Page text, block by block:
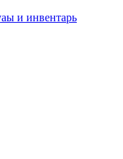
и инвентарь